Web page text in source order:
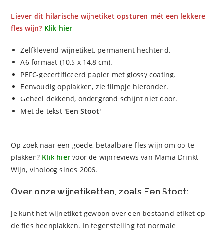
Liever dit hilarische wijnetiket opsturen mét een lekkere
fles wijn? Klik hier.
Zelfklevend wijnetiket, permanent hechtend.
A6 formaat (10,5 x 14,8 cm).
PEFC-gecertificeerd papier met glossy coating.
Eenvoudig opplakken, zie filmpje hieronder.
Geheel dekkend, ondergrond schijnt niet door.
Met de tekst 'Een Stoot'
Op zoek naar een goede, betaalbare fles wijn om op te
plakken? Klik hier voor de wijnreviews van Mama Drinkt
Wijn, vinoloog sinds 2006.
Over onze wijnetiketten, zoals Een Stoot:
Je kunt het wijnetiket gewoon over een bestaand etiket op
de fles heenplakken. In tegenstelling tot normale